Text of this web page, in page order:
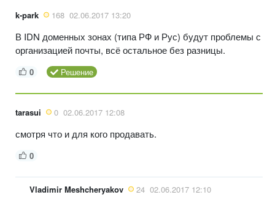
k-park 168 02.06.2017 13:20
В IDN доменных зонах (типа РФ и Рус) будут проблемы с
организацией почты, всё остальное без разницы.
0 Решение
tarasui 0 02.06.2017 12:08
смотря что и для кого продавать.
0
Vladimir Meshcheryakov 24 02.06.2017 12:10